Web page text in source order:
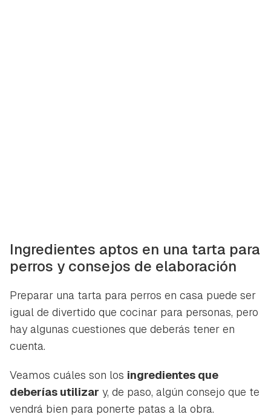
Ingredientes aptos en una tarta para
perros y consejos de elaboración
Preparar una tarta para perros en casa puede ser
igual de divertido que cocinar para personas, pero
hay algunas cuestiones que deberás tener en
cuenta.
Veamos cuáles son los ingredientes que
deberías utilizar y, de paso, algún consejo que te
vendrá bien para ponerte patas a la obra.